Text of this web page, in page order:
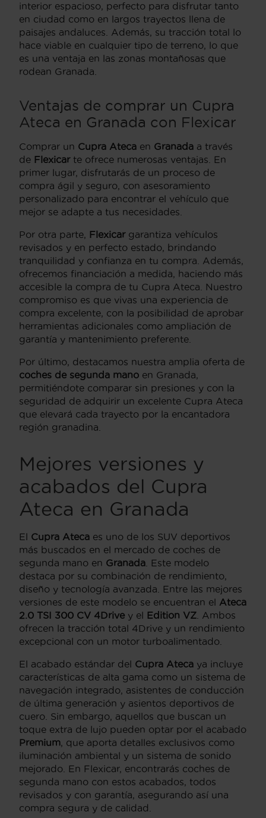
interior espacioso, perfecto para disfrutar tanto
en ciudad como en largos trayectos llena de
paisajes andaluces. Además, su tracción total lo
hace viable en cualquier tipo de terreno, lo que
es una ventaja en las zonas montañosas que
rodean Granada.
Ventajas de comprar un Cupra
Ateca en Granada con Flexicar
Comprar un Cupra Ateca en Granada a través
de Flexicarte ofrece numerosas ventajas. En
primer lugar, disfrutarás de un proceso de
compra ágil y seguro, con asesoramiento
personalizado para encontrar el vehículo que
mejor se adapte a tus necesidades.
Por otra parte, Flexicargarantiza vehículos
revisados y en perfecto estado, brindando
tranquilidad y confianza en tu compra. Además,
ofrecemos financiación a medida, haciendo más
accesible la compra de tu Cupra Ateca. Nuestro
compromiso es que vivas una experiencia de
compra excelente, con la posibilidad de aprobar
herramientas adicionales como ampliación de
garantía y mantenimiento preferente.
Por último, destacamos nuestra amplia oferta de
coches de segunda mano en Granada,
permitiéndote comparar sin presiones y con la
seguridad de adquirir un excelente Cupra Ateca
que elevará cada trayecto por la encantadora
región granadina.
Mejores versiones y
acabados del Cupra
Ateca en Granada
El Cupra Ateca es uno de los SUV deportivos
más buscados en el mercado de coches de
segunda mano en Granada . Este modelo
destaca por su combinación de rendimiento,
diseño y tecnología avanzada. Entre las mejores
versiones de este modelo se encuentran el Ateca
2.0 TSI 300 CV 4Drive y el Edition VZ . Ambos
ofrecen la tracción total 4Drive y un rendimiento
excepcional con un motor turboalimentado.
El acabado estándar del Cupra Ateca ya incluye
características de alta gama como un sistema de
navegación integrado, asistentes de conducción
de última generación y asientos deportivos de
cuero. Sin embargo, aquellos que buscan un
toque extra de lujo pueden optar por el acabado
Premium, que aporta detalles exclusivos como
iluminación ambiental y un sistema de sonido
mejorado. En Flexicar, encontrarás coches de
segunda mano con estos acabados, todos
revisados y con garantía, asegurando así una
compra segura y de calidad.